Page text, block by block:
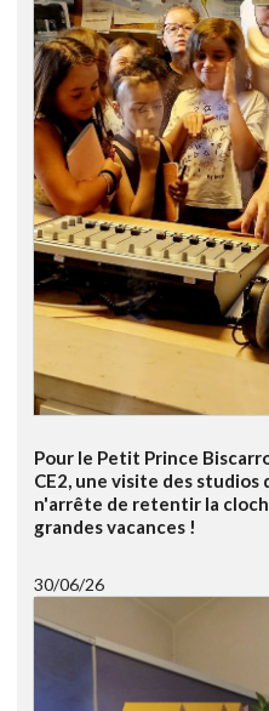
Pour le Petit Prince
CE2, une visite des
n'arrête de retentir la
grandes vacances !
30/06/26